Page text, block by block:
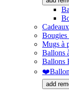
Cadeaux
Bougies
Mugs à
Ballons
Ballons
add